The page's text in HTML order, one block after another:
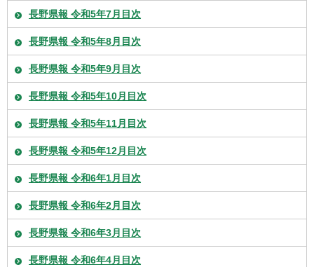
長野県報 令和5年7月目次
長野県報 令和5年8月目次
長野県報 令和5年9月目次
長野県報 令和5年10月目次
長野県報 令和5年11月目次
長野県報 令和5年12月目次
長野県報 令和6年1月目次
長野県報 令和6年2月目次
長野県報 令和6年3月目次
長野県報 令和6年4月目次